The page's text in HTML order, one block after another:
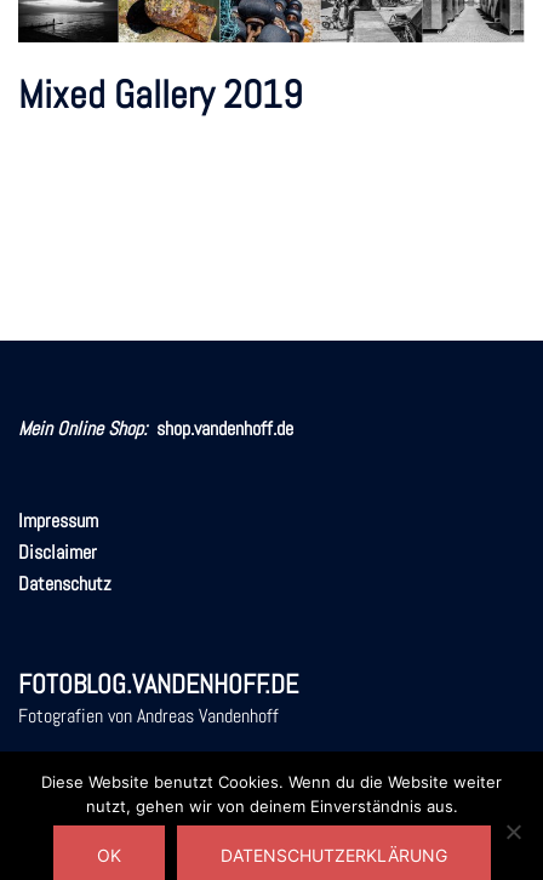
Mixed Gallery 2019
Mein Online Shop: shop.vandenhoff.de
Impressum
Disclaimer
Datenschutz
FOTOBLOG.VANDENHOFF.DE
Fotografien von Andreas Vandenhoff
© 2026 Vandenhoff's Fotoblog. Stolz präsentiert vonSydney
Diese Website benutzt Cookies. Wenn du die Website weiter
nutzt, gehen wir von deinem Einverständnis aus.
OK DATENSCHUTZERKLÄRUNG